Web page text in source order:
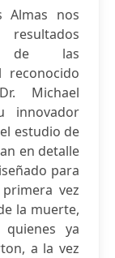
Almas nos
de las
reconocido
Michael
innovador
estudio de
en detalle
para
vez
la muerte,
ya
a la vez